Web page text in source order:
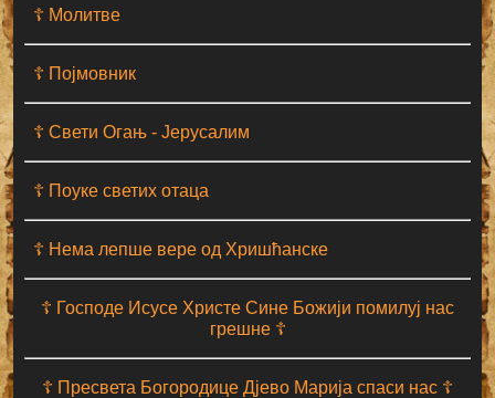
☦ Молитве
☦ Појмовник
☦ Свети Огањ - Јерусалим
☦ Поуке светих отаца
☦ Нема лепше вере од Хришћанске
☦ Господе Исусе Христе Сине Божији помилуј нас
грешне ☦
☦ Пресвета Богородице Дјево Марија спаси нас ☦